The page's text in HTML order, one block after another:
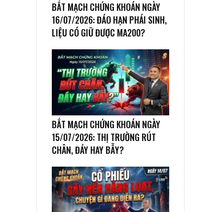
BẮT MẠCH CHỨNG KHOÁN NGÀY
16/07/2026: ĐÁO HẠN PHÁI SINH,
LIỆU CÓ GIỮ ĐƯỢC MA200?
BẮT MẠCH CHỨNG KHOÁN NGÀY
15/07/2026: THỊ TRƯỜNG RÚT
CHÂN, ĐÁY HAY BẪY?